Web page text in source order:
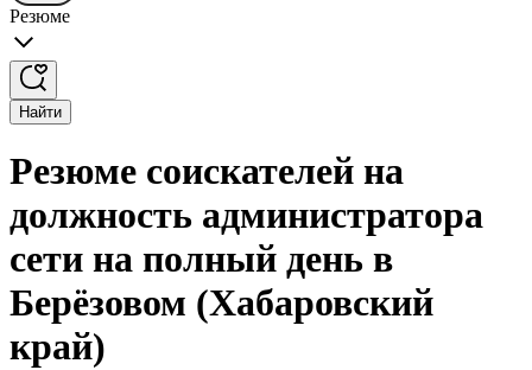
Резюме
Найти
Резюме соискателей на
должность администратора
сети на полный день в
Берёзовом (Хабаровский
край)